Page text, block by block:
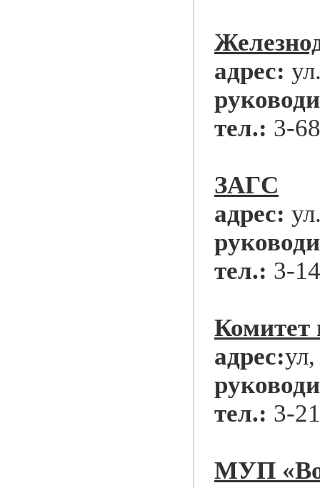
адрес:
тел.: 3-
ЗАГС
адрес:
тел.: 3-
Комитет
адрес:
тел.: 3-
МУП